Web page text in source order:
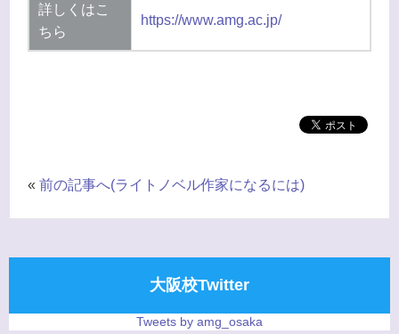
詳しくはこ
ちら
https://www.amg.ac.jp/
« 前の記事へ(ライトノベル作家になるには)
大阪校Twitter
Tweets by amg_osaka